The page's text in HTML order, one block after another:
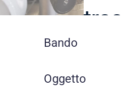
Bando
Oggetto